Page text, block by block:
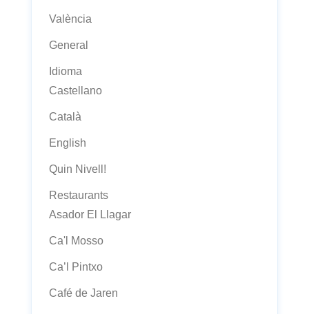
València
General
Idioma
Castellano
Català
English
Quin Nivell!
Restaurants
Asador El Llagar
Ca'l Mosso
Ca’l Pintxo
Café de Jaren